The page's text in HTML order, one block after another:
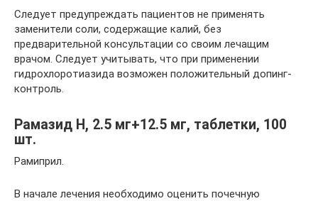
Следует предупреждать пациентов не применять
заменители соли, содержащие калий, без
предварительной консультации со своим лечащим
врачом. Следует учитывать, что при применении
гидрохлоротиазида возможен положительный допинг-
контроль.
Рамазид Н, 2.5 мг+12.5 мг, таблетки, 100
шт.
Рамиприл.
В начале лечения необходимо оценить почечную